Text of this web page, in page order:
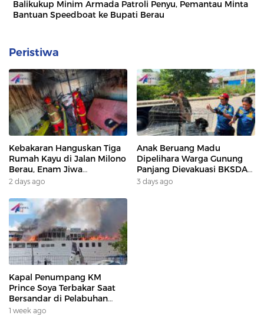
Balikukup Minim Armada Patroli Penyu, Pemantau Minta
Bantuan Speedboat ke Bupati Berau
Peristiwa
Kebakaran Hanguskan Tiga
Rumah Kayu di Jalan Milono
Berau, Enam Jiwa
Terdampak
2 days ago
Anak Beruang Madu
Dipelihara Warga Gunung
Panjang Dievakuasi BKSDA
Dan DAMKAR
3 days ago
Kapal Penumpang KM
Prince Soya Terbakar Saat
Bersandar di Pelabuhan
Samarinda, Keberangkatan
1 week ago